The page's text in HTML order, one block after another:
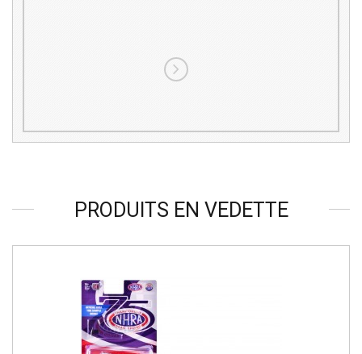
PRODUITS EN VEDETTE